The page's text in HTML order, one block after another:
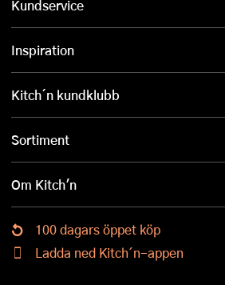
Kundservice
Inspiration
Kitch´n kundklubb
Sortiment
Om Kitch'n
100 dagars öppet köp
Ladda ned Kitch´n-appen